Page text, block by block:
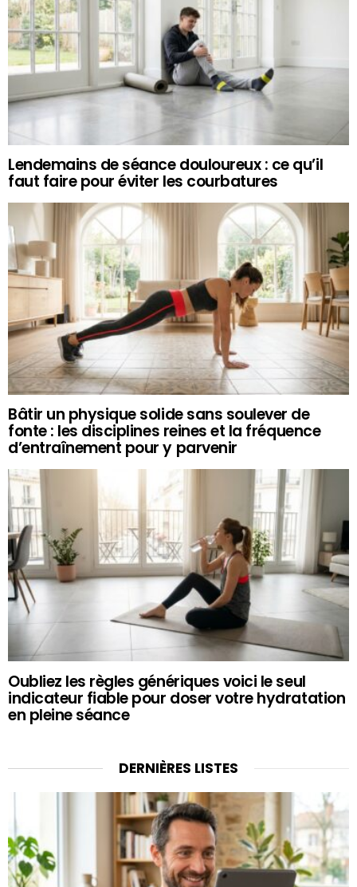
Lendemains de séance douloureux : ce qu’il
faut faire pour éviter les courbatures
Bâtir un physique solide sans soulever de
fonte : les disciplines reines et la fréquence
d’entraînement pour y parvenir
Oubliez les règles génériques voici le seul
indicateur fiable pour doser votre hydratation
en pleine séance
DERNIÈRES LISTES